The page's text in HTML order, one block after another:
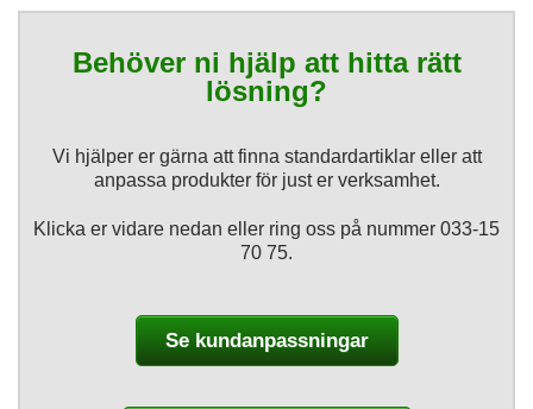
Behöver ni hjälp att hitta rätt
lösning?
Vi hjälper er gärna att finna standardartiklar eller att
anpassa produkter för just er verksamhet.
Klicka er vidare nedan eller ring oss på nummer 033-15
70 75.
Se kundanpassningar